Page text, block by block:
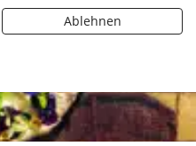
Ablehnen